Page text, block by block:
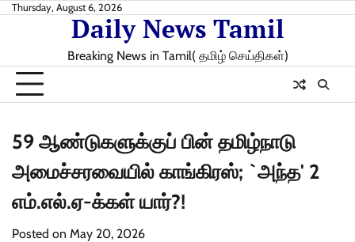
SkipThursday, August 6, 2026
Daily News Tamil
Breaking News in Tamil( தமிழ் செய்திகள்)
59 ஆண்டுகளுக்குப் பின் தமிழ்நாடு
அமைச்சரவையில் காங்கிரஸ்; `அந்த' 2
எம்.எல்.ஏ-க்கள் யார்?!
Posted on May 20, 2026